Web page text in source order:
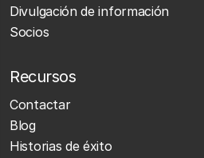
Divulgación de información
Socios
Recursos
Contactar
Blog
Historias de éxito